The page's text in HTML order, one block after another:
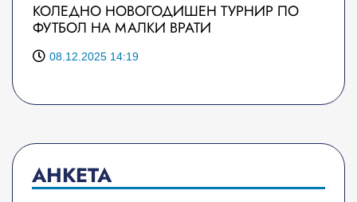
КОЛЕДНО НОВОГОДИШЕН ТУРНИР ПО
ФУТБОЛ НА МАЛКИ ВРАТИ
08.12.2025 14:19
АНКЕТА